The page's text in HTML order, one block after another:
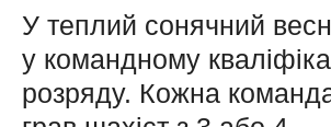
У теплий сонячний
у командному
розряду. Кожна